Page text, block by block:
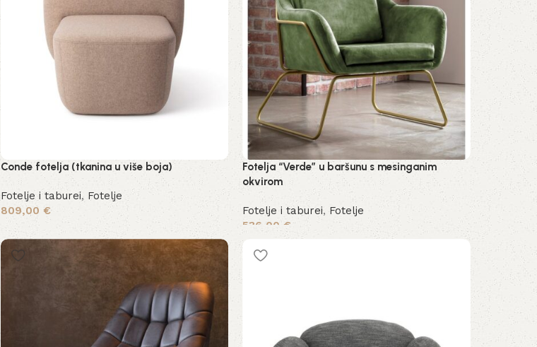
Conde fotelja (tkanina u više boja)
Fotelje i taburei, Fotelje
809,00 €
Odaberi opcije
Fotelja “Verde” u baršunu s mesinganim
okvirom
Fotelje i taburei, Fotelje
536,00 €